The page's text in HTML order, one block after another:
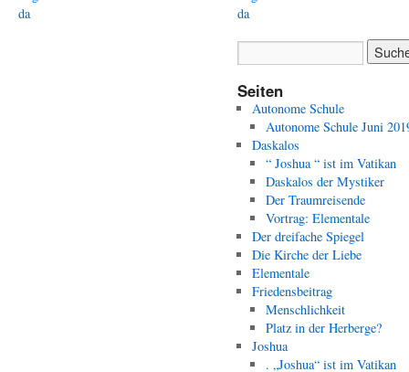
da
da
Seiten
Autonome Schule
Autonome Schule Juni
Daskalos
“ Joshua “ ist im Vatikan
Daskalos der Mystiker
Der Traumreisende
Vortrag: Elementale
Der dreifache Spiegel
Die Kirche der Liebe
Elementale
Friedensbeitrag
Menschlichkeit
Platz in der Herberge?
Joshua
. „Joshua“ ist im Vatikan